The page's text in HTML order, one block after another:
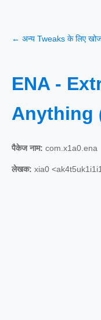
← अन्य Tweaks के लिए
ENA -
Anything
पैकेज नाम: com.x1a0.ena
लेखक: xia0